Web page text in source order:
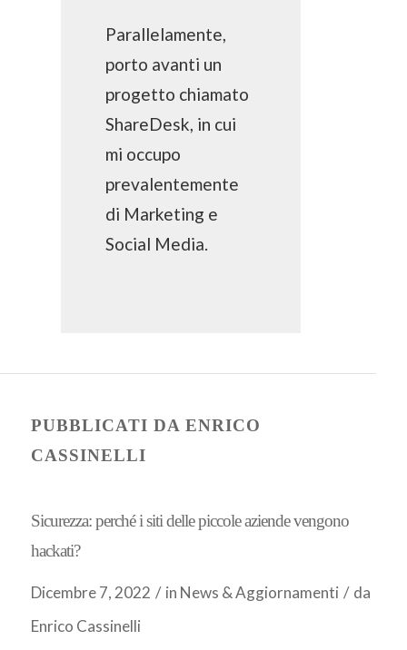
Parallelamente,
porto avanti un
progetto chiamato
ShareDesk, in cui
mi occupo
prevalentemente
di Marketing e
Social Media.
PUBBLICATI DA ENRICO
CASSINELLI
Sicurezza: perché i siti delle piccole aziende vengono
hackati?
Dicembre 7, 2022 / in News & Aggiornamenti / da
Enrico Cassinelli